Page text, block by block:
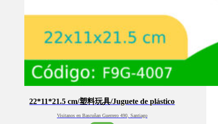
22*11*21.5 cm/塑料玩具/Juguete de plástico
Visitanos en Bascuñan Guerrero 490, Santiago